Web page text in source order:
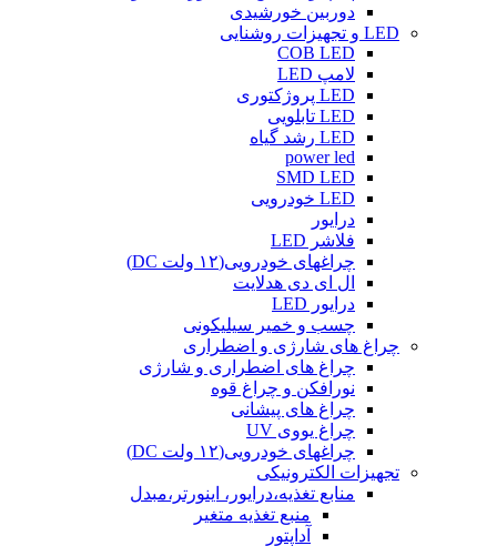
دوربین خورشیدی
LED و تجهیزات روشنایی
COB LED
لامپ LED
LED پروژکتوری
LED تابلویی
LED رشد گیاه
power led
SMD LED
LED خودرویی
درایور
فلاشر LED
چراغهای خودرویی(۱۲ ولت DC)
ال ای دی هدلایت
درایور LED
چسب و خمیر سیلیکونی
چراغ های شارژی و اضطراری
چراغ های اضطراری و شارژی
نورافکن و چراغ قوه
چراغ های پیشانی
چراغ یووی UV
چراغهای خودرویی(۱۲ ولت DC)
تجهیزات الکترونیکی
منابع تغذیه،درایور، اینورتر،مبدل
منبع تغذیه متغیر
آداپتور